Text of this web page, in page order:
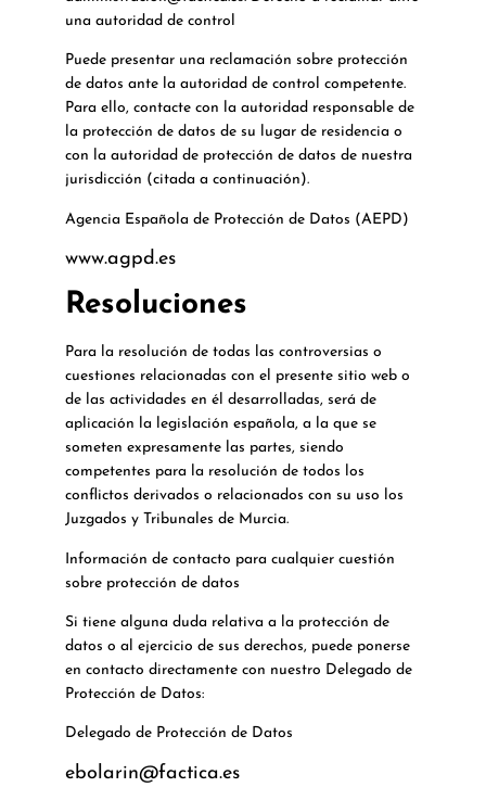
una autoridad de control
Puede presentar una reclamación sobre protección
de datos ante la autoridad de control competente.
Para ello, contacte con la autoridad responsable de
la protección de datos de su lugar de residencia o
con la autoridad de protección de datos de nuestra
jurisdicción (citada a continuación).
Agencia Española de Protección de Datos (AEPD)
www.agpd.es
Resoluciones
Para la resolución de todas las controversias o
cuestiones relacionadas con el presente sitio web o
de las actividades en él desarrolladas, será de
aplicación la legislación española, a la que se
someten expresamente las partes, siendo
competentes para la resolución de todos los
conflictos derivados o relacionados con su uso los
Juzgados y Tribunales de Murcia.
Información de contacto para cualquier cuestión
sobre protección de datos
Si tiene alguna duda relativa a la protección de
datos o al ejercicio de sus derechos, puede ponerse
en contacto directamente con nuestro Delegado de
Protección de Datos:
Delegado de Protección de Datos
ebolarin@factica.es